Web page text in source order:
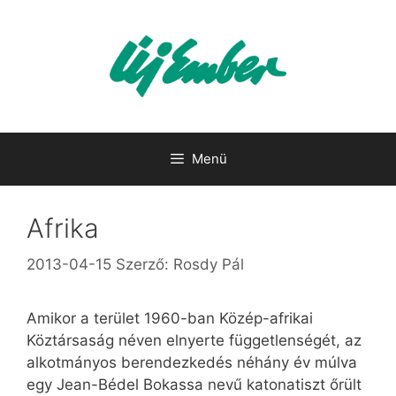
Menü
Afrika
2013-04-15 Szerző: Rosdy Pál
Amikor a terület 1960-ban Közép-afrikai
Köztársaság néven elnyerte függetlenségét, az
alkotmányos berendezkedés néhány év múlva
egy Jean-Bédel Bokassa nevű katonatiszt őrült